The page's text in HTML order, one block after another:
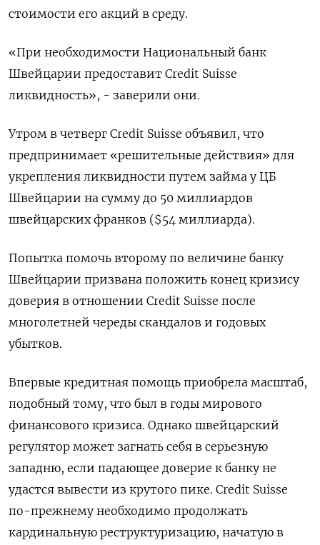
стоимости его акций в среду.
«При необходимости Национальный банк
Швейцарии предоставит Credit Suisse
ликвидность», - заверили они.
Утром в четверг Credit Suisse объявил, что
предпринимает «решительные действия» для
укрепления ликвидности путем займа у ЦБ
Швейцарии на сумму до 50 миллиардов
швейцарских франков ($54 миллиарда).
Попытка помочь второму по величине банку
Швейцарии призвана положить конец кризису
доверия в отношении Credit Suisse после
многолетней череды скандалов и годовых
убытков.
Впервые кредитная помощь приобрела масштаб,
подобный тому, что был в годы мирового
финансового кризиса. Однако швейцарский
регулятор может загнать себя в серьезную
западню, если падающее доверие к банку не
удастся вывести из крутого пике. Credit Suisse
по-прежнему необходимо продолжать
кардинальную реструктуризацию, начатую в